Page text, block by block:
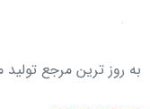
به روز ترین مرجع